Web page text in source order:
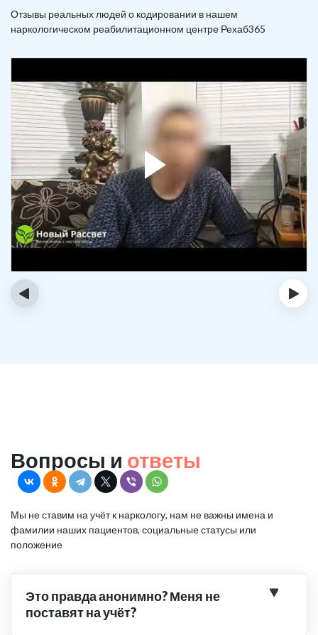
Отзывы реальных людей о кодировании в нашем
наркологическом реабилитационном центре Рехаб365
‹ ›
Вопросы и ответы
Мы не ставим на учёт к наркологу, нам не важны имена и
фамилии наших пациентов, социальные статусы или
положение
Это правда анонимно? Меня не
поставят на учёт?